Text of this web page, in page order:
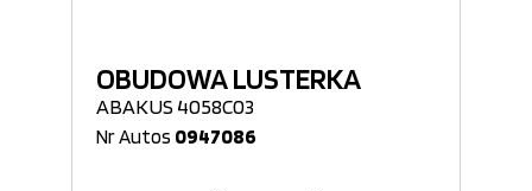
OBUDOWA LUSTERKA
ABAKUS 4058C03
Nr Autos 0947086